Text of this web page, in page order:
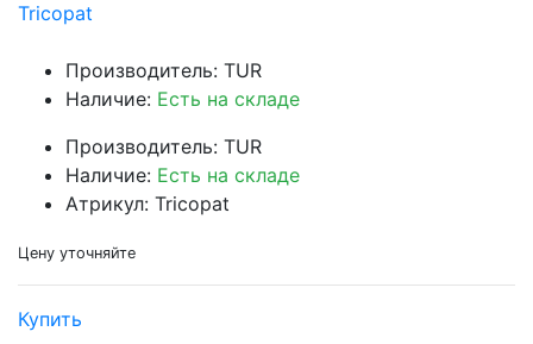
Tricopat
Производитель: TUR
Наличие: Есть на складе
Производитель: TUR
Наличие: Есть на складе
Атрикул: Tricopat
Цену уточняйте
Купить